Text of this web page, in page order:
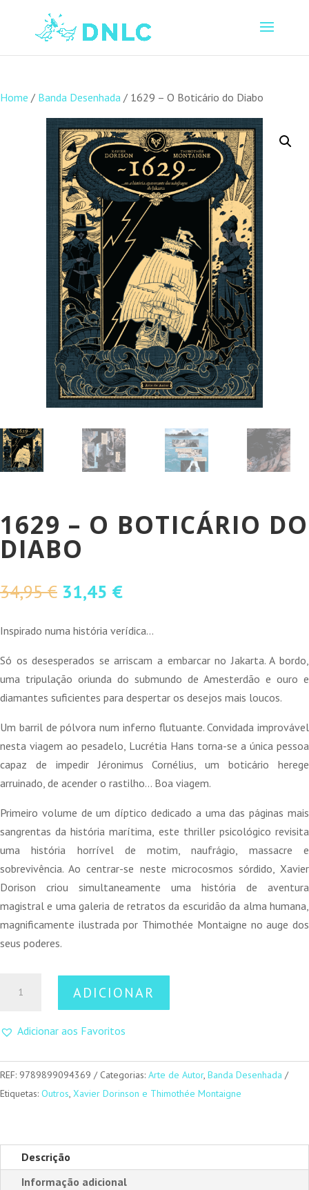
Home / Banda Desenhada / 1629 – O Boticário do Diabo
1629 – O BOTICÁRIO DO
DIABO
34,95€ O
original
34,95 €.
31,45 €O
atual
31,45 €.
Inspirado numa história verídica…
Só os desesperados se arriscam a embarcar no Jakarta. A bordo,
uma tripulação oriunda do submundo de Amesterdão e ouro e
diamantes suficientes para despertar os desejos mais loucos.
Um barril de pólvora num inferno flutuante. Convidada improvável
nesta viagem ao pesadelo, Lucrétia Hans torna-se a única pessoa
capaz de impedir Jéronimus Cornélius, um boticário herege
arruinado, de acender o rastilho… Boa viagem.
Primeiro volume de um díptico dedicado a uma das páginas mais
sangrentas da história marítima, este thriller psicológico revisita
uma história horrível de motim, naufrágio, massacre e
sobrevivência. Ao centrar-se neste microcosmos sórdido, Xavier
Dorison criou simultaneamente uma história de aventura
magistral e uma galeria de retratos da escuridão da alma humana,
magnificamente ilustrada por Thimothée Montaigne no auge dos
seus poderes.
-
Boticário
do
ADICIONAR
Adicionar aos Favoritos
REF: 9789899094369 Categorias: Arte de Autor, Banda Desenhada
Etiquetas: Outros, Xavier Dorinson e Thimothée Montaigne
Descrição
Informação adicional